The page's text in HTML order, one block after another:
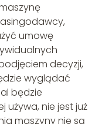
umowę
decyzji,
wyglądać
będzie
używa, nie jest już
maszyny nie są